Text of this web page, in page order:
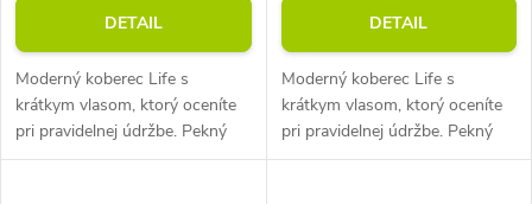
DETAIL
Moderný koberec Life s
krátkym vlasom, ktorý oceníte
pri pravidelnej údržbe. Pekný
vzor koberca v kombinácii s
DETAIL
Moderný koberec Life s
krátkym vlasom, ktorý oceníte
pri pravidelnej údržbe. Pekný
vzor koberca v kombinácii s